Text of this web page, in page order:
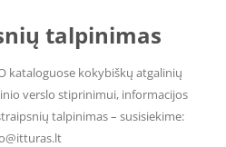
talpinimas
kataloguose kokybiškų atgalinių
verslo stiprinimui, informacijos
talpinimas – susisiekime: